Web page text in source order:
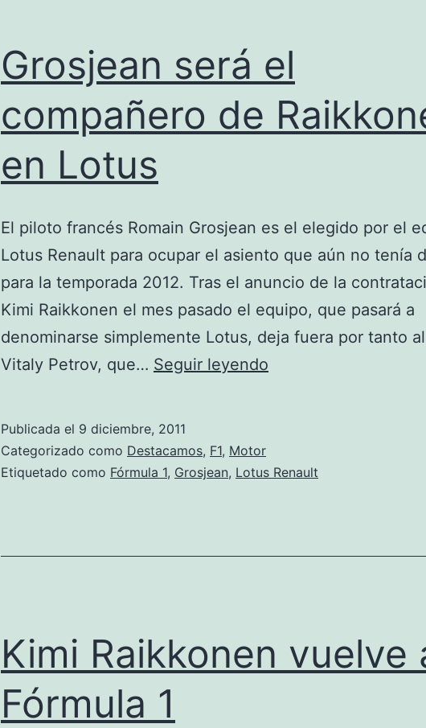
Grosjean será el
compañero de
en Lotus
El piloto francés Romain Grosjean es el elegido por el
Lotus Renault para ocupar el asiento que aún no tenía
para la temporada 2012. Tras el anuncio de la
Kimi Raikkonen el mes pasado el equipo, que pasará a
denominarse simplemente Lotus, deja fuera por tanto
Vitaly Petrov, que… Seguir leyendo
de
Lotus
Publicada el 9 diciembre, 2011
Categorizado como Destacamos, F1, Motor
Etiquetado como Fórmula 1, Grosjean, Lotus Renault
Kimi Raikkonen vuelve
Fórmula 1